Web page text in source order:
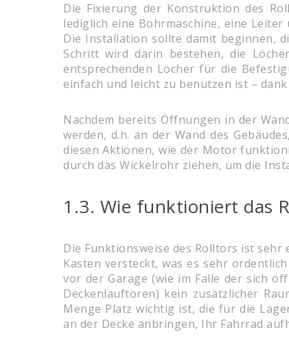
Die Fixierung der Konstruktion des
lediglich eine Bohrmaschine, eine
Die Installation sollte damit beginnen,
Schritt wird darin bestehen, die
entsprechenden Löcher für die
einfach und leicht zu benutzen ist –
Nachdem bereits Öffnungen in der
werden, d.h. an der Wand des
diesen Aktionen, wie der Motor
durch das Wickelrohr ziehen, um die
1.3. Wie funktioniert das
Die Funktionsweise des Rolltors ist sehr
Kasten versteckt, was es sehr
vor der Garage (wie im Falle der sich
Deckenlauftoren) kein zusätzlicher
Menge Platz wichtig ist, die für die
an der Decke anbringen, Ihr Fahrrad